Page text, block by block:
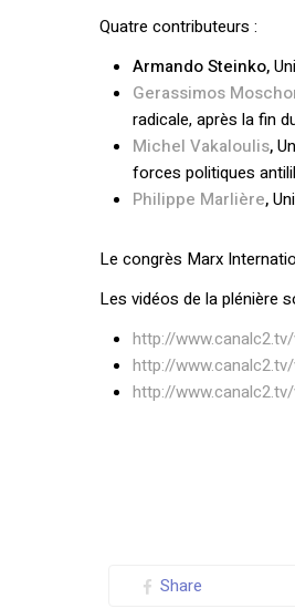
Quatre contributeurs :
Armando Steinko,
Gerassimos
radicale, après la fin
Michel Vakaloulis,
forces politiques
Philippe Marlière,
Le congrès Marx
Les vidéos de la plénière
http://
http://
http://
Share